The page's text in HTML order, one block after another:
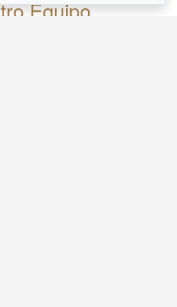
Equipo